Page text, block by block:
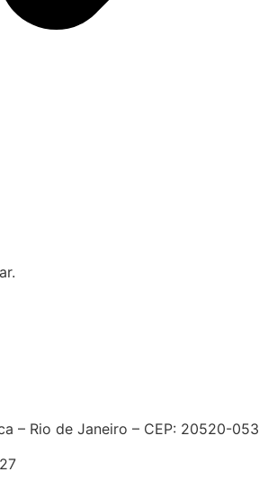
– Rio de Janeiro – CEP: 20520-053